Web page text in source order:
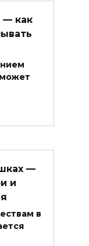
— как
—
и
в